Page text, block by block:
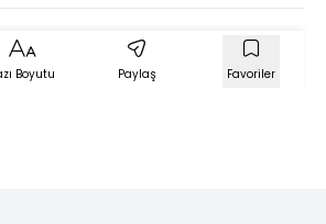
Boyutu Paylaş Favoriler